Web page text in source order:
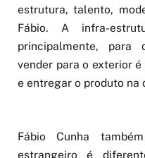
estrutura, talento,
Fábio. A infra-
principalmente, para
vender para o exterior
e entregar o produto
Fábio Cunha